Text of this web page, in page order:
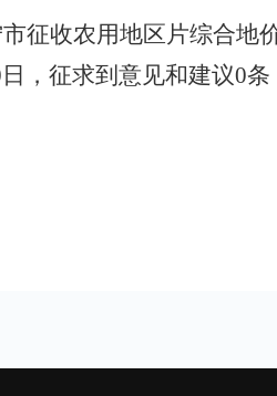
征收农用地区片综合地
日，征求到意见和建议0条